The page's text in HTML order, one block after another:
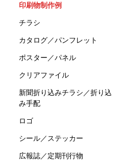
印刷物制作例
チラシ
カタログ／パンフレット
ポスター／パネル
クリアファイル
新聞折り込みチラシ／折り込
み手配
ロゴ
シール／ステッカー
広報誌／定期刊行物